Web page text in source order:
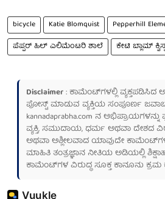
bicycle Katie Blomquist
Pepperhill
ಪೆಪ್ಪರ್ ಹಿಲ್ ಎಲಿಮೆಂಟರಿ ಶಾಲೆ
ಕೇಟಿ ಬ್ಲಾಮ್
Disclaimer: ಕಾಮೆಂಟ್‌ಗಳಲ್ಲಿ ವ್ಯಕ್ತಪಡಿಸಿದ
ಪೋಸ್ಟ್ ಮಾಡುವ ವ್ಯಕ್ತಿಯ ಸಂಪೂರ್ಣ
kannadaprabha.com ನ ಅಭಿಪ್ರಾಯಗಳನ್ನು
ವ್ಯಕ್ತಿ, ಸಮುದಾಯ, ಧರ್ಮ ಅಥವಾ ದೇಶದ
ಅಥವಾ ಅಶ್ಲೀಲವಾದ ಯಾವುದೇ
ಮಾಹಿತಿ ತಂತ್ರಜ್ಞಾನ ನೀತಿಯ ಅಡಿಯಲ್ಲಿ
ಕಾಮೆಂಟ್‌ಗಳ ವಿರುದ್ಧ ಸೂಕ್ತ ಕಾನೂನು ಕ್ರಮ